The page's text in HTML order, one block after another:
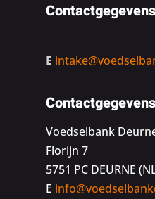
E
Voedselbank
Florijn 7
5751 PC DEURNE
E